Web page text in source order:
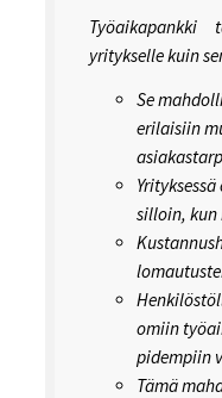
yritykselle kuin
Se
erilaisiin
silloin,
omiin
pidempiin
Tämä